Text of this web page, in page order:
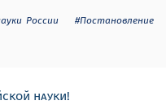
России
#Постановление
науки!